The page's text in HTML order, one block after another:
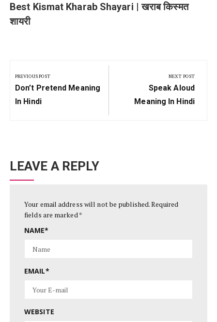
Best Kismat Kharab Shayari | खराब किस्मत
शायरी
navigation
PREVIOUS POST
Previous
Post:
Don’t Pretend Meaning
In Hindi
NEXT POST
Next
Post:
Speak Aloud
Meaning In Hindi
LEAVE A REPLY
Your email address will not be published.Required
fields are marked*
NAME*
EMAIL*
WEBSITE